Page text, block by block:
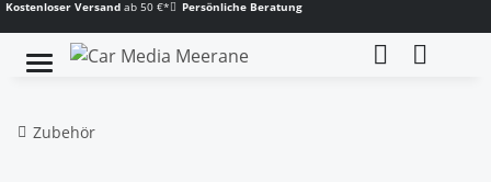
Kostenloser Versand ab 50 €* Persönliche Beratung
Zubehör